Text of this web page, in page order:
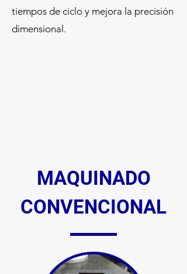
tiempos de ciclo y mejora la precisión
dimensional.
MAQUINADO
CONVENCIONAL